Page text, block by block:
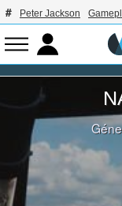
Peter Jackson